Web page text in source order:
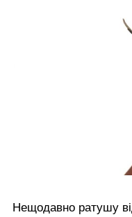
Нещодавно ратушу